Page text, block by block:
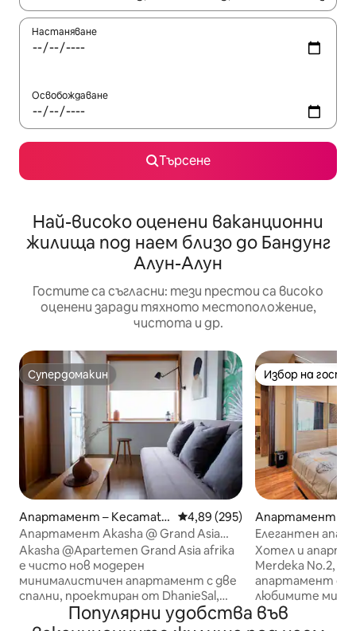
Настаняване
Освобождаване
Търсене
Най-високо оценени ваканционни
жилища под наем близо до Бандунг
Алун-Алун
Гостите са съгласни: тези престои са високо
оценени заради тяхното местоположение,
чистота и др.
Супердомакин
Супердомакин
Апартамент – Kecamata
n Lengkong
Средна оценка: 4,89 от 5,
4,89 (295)
Апартамент Akasha @ Grand Asia
Afrika, Бандунг
Akasha @Apartemen Grand Asia afrika
е чисто нов модерен
минималистичен апартамент с две
спални, проектиран от DhanieSal,
разположен в сърцето на Бандунг,
Западна Ява, който предлага
Избор на
Избор на
Апартамент –
n Sumur Bandung
Елегантен
минути пеша от
Хотел и
Merdeka No.2,
апартамент с 2
любимите ми
помещение
семейството
Популярни удобства във